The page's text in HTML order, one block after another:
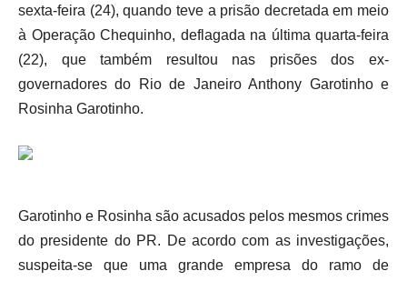
sexta-feira (24), quando teve a prisão decretada em meio
à Operação Chequinho, deflagada na última quarta-feira
(22), que também resultou nas prisões dos ex-
governadores do Rio de Janeiro Anthony Garotinho e
Rosinha Garotinho.
Garotinho e Rosinha são acusados pelos mesmos crimes
do presidente do PR. De acordo com as investigações,
suspeita-se que uma grande empresa do ramo de